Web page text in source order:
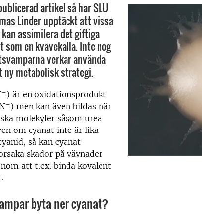
artikel så har SLU
Linder upptäckt att vissa
assimilera det giftiga
som en kvävekälla. Inte nog
verkar använda
ny metabolisk strategi.
–) är en oxidationsprodukt
–) men kan även bildas när
molekyler såsom urea
om cyanat inte är lika
så kan cyanat
skador på vävnader
att t.ex. binda kovalent
byta ner cyanat?